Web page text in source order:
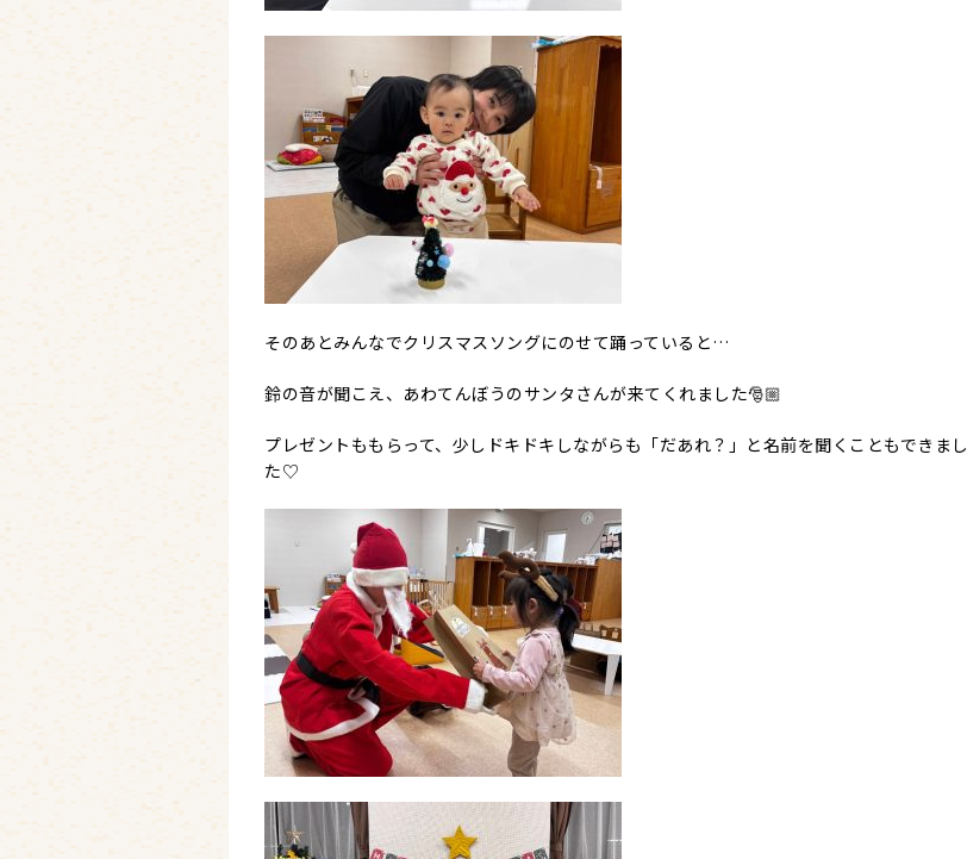
そのあとみんなでクリスマスソングにのせて踊っていると…
鈴の音が聞こえ、あわてんぼうのサンタさんが来てくれました🎅🏼
プレゼントももらって、少しドキドキしながらも「だあれ？」と名前を聞くこともできまし
た♡